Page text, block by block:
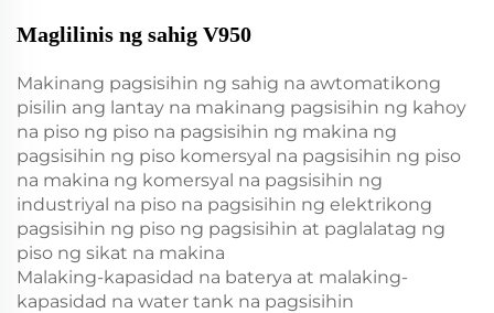
Maglilinis ng sahig V950
Makinang pagsisihin ng sahig na awtomatikong
pisilin ang lantay na makinang pagsisihin ng kahoy
na piso ng piso na pagsisihin ng makina ng
pagsisihin ng piso komersyal na pagsisihin ng piso
na makina ng komersyal na pagsisihin ng
industriyal na piso na pagsisihin ng elektrikong
pagsisihin ng piso ng pagsisihin at paglalatag ng
piso ng sikat na makina
Malaking-kapasidad na baterya at malaking-
kapasidad na water tank na pagsisihin